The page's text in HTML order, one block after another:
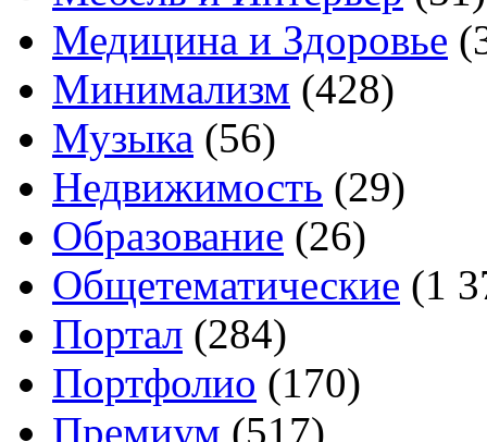
Медицина и Здоровье
Минимализм (428)
Музыка (56)
Недвижимость (29)
Образование (26)
Общетематические (1
Портал (284)
Портфолио (170)
Премиум (517)